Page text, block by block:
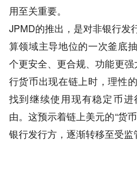
用至关重要。
JPMD的推出，是对非银行发
算领域主导地位的一次釜底
个更安全、更合规、功能更强
行货币出现在链上时，理性
找到继续使用现有稳定币
由。这预示着链上美元的“货
银行发行方，逐渐转移至受监